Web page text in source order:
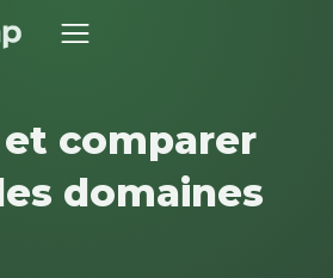
comparer
domaines